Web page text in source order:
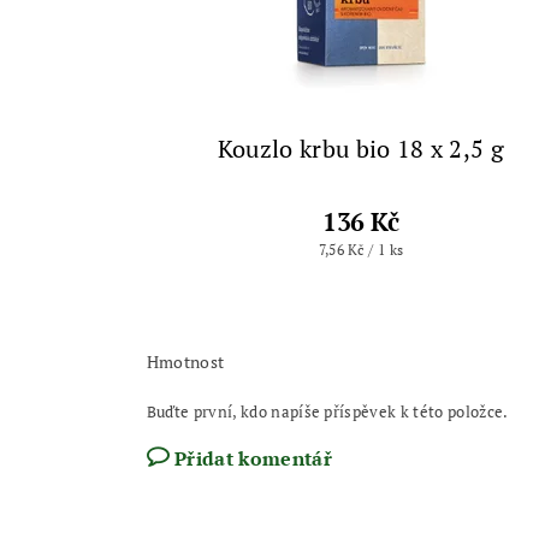
Kouzlo krbu bio 18 x 2,5 g
136 Kč
7,56 Kč / 1 ks
Hmotnost
Buďte první, kdo napíše příspěvek k této položce.
Přidat komentář